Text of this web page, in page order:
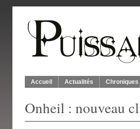
Accueil Actualités Chroniques
Onheil : nouveau